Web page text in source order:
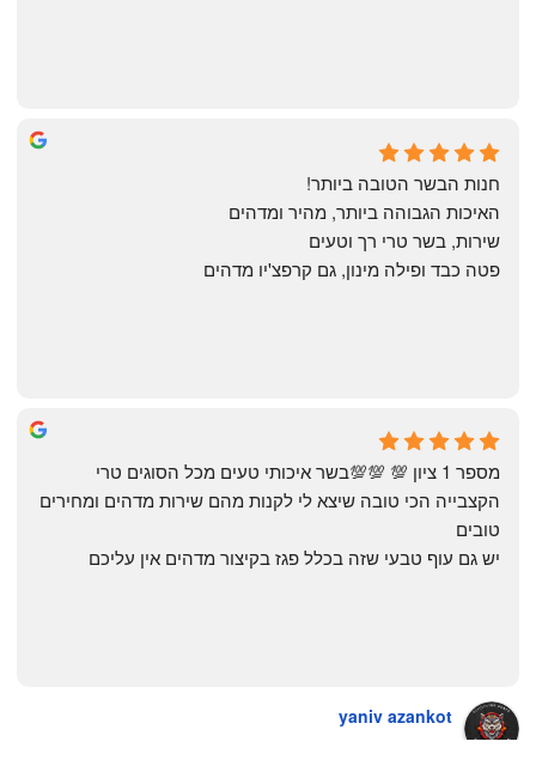
Annael Annael
8 months ago
The Artechology
a year ago
חנות הבשר הטובה ביותר!
האיכות הגבוהה ביותר, מהיר ומדהים
שירות, בשר טרי רך וטעים
פטה כבד ופילה מינון, גם קרפצ'יו מדהים
yaniv azankot
טובים
יש גם עוף טבעי שזה בכלל פגז בקיצור מדהים אין עליכם